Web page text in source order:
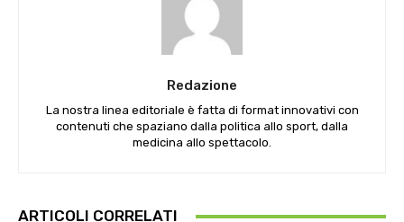
Redazione
La nostra linea editoriale è fatta di format innovativi con
contenuti che spaziano dalla politica allo sport, dalla
medicina allo spettacolo.
ARTICOLI CORRELATI